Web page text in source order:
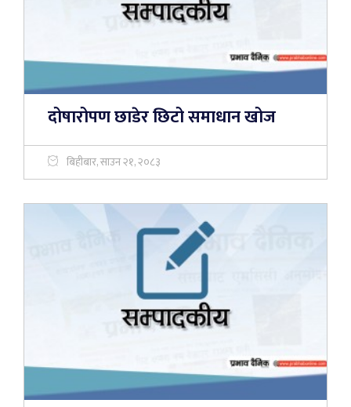
दोषारोपण छाडेर छिटो समाधान खोज
बिहीबार, साउन २१, २०८३